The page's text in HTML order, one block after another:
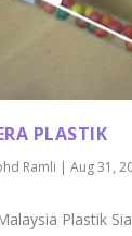
PLASTIK
Ramli | Aug 31,
Plastik